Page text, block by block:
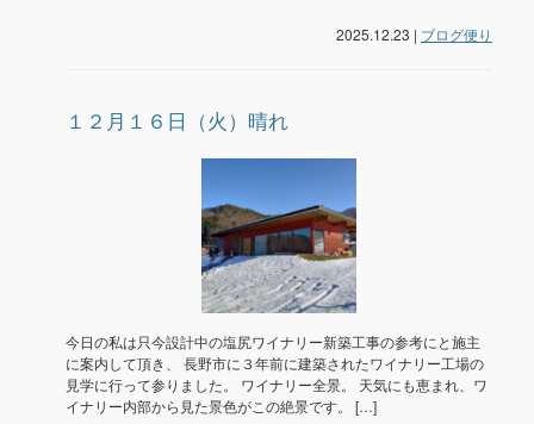
2025.12.23 | ブログ便り
１２月１６日（火）晴れ
今日の私は只今設計中の塩尻ワイナリー新築工事の参考にと施主
に案内して頂き、 長野市に３年前に建築されたワイナリー工場の
見学に行って参りました。 ワイナリー全景。 天気にも恵まれ、ワ
イナリー内部から見た景色がこの絶景です。 […]